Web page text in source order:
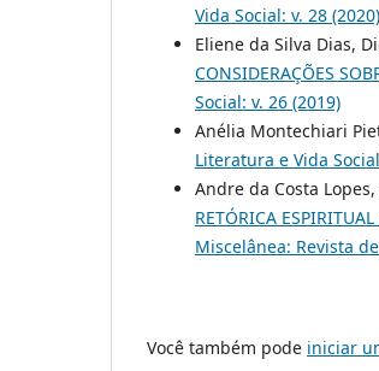
Vida Social: v. 28 (2020)
Eliene da Silva Dias,
CONSIDERAÇÕES
Social: v. 26 (2019)
Anélia Montechiari
Literatura e Vida
Andre da Costa
RETÓRICA
Miscelânea: Revista
Você também pode iniciar